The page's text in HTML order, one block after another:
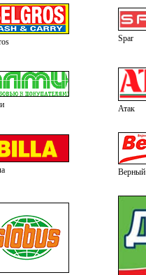
Spar
Атак
Верный